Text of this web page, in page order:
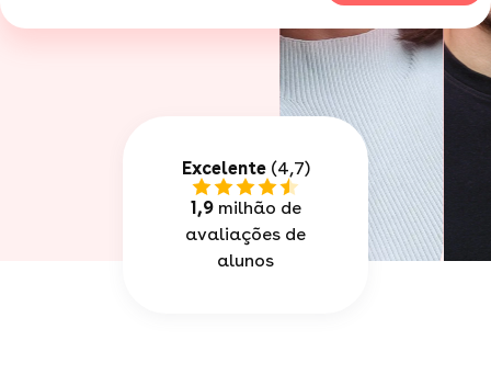
Excelente(4,7)
1,9milhão de
avaliações de
alunos